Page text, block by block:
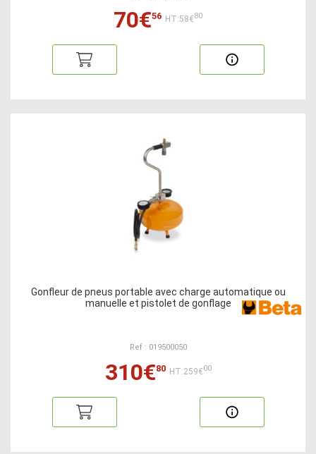
70€56 HT:58€80
Gonfleur de pneus portable avec charge automatique ou
manuelle et pistolet de gonflage
Ref : 019500050
310€80 HT:259€00